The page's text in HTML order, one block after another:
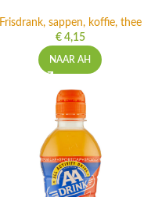
Frisdrank, sappen, koffie, thee
€4,15
NAAR AH